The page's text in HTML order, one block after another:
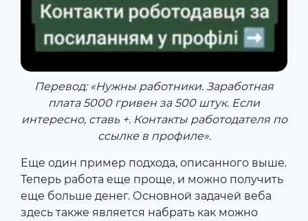
Перевод: «Нужны работники. Заработная
плата 5000 гривен за 500 штук. Если
интересно, ставь +. Контакты работодателя по
ссылке в профиле».
Еще один пример подхода, описанного выше.
Теперь работа еще проще, и можно получить
еще больше денег. Основной задачей веба
здесь также является набрать как можно